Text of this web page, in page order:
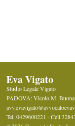
Eva Vigato
Studio Legale Vigato
PADOVA: Vicolo M.
Tel.0429600221 - Cell